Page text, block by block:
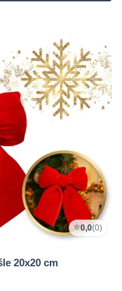
0,0(0)
20x20 cm